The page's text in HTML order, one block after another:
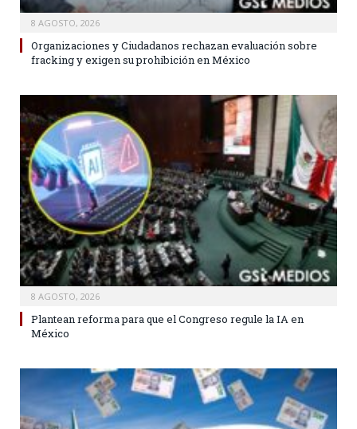
8 AGOSTO, 2026
Organizaciones y Ciudadanos rechazan evaluación sobre
fracking y exigen su prohibición en México
8 AGOSTO, 2026
Plantean reforma para que el Congreso regule la IA en
México